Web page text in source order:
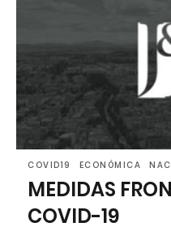
COVID19 ECONÓMICA
MEDIDAS
COVID-19